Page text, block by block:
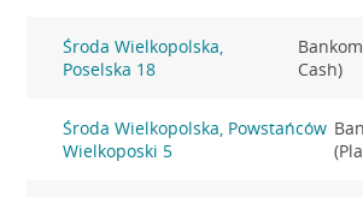
Środa Wielkopolska,
Poselska 18
Cash)
Środa Wielkopolska, Powstańców
Wielkoposki 5